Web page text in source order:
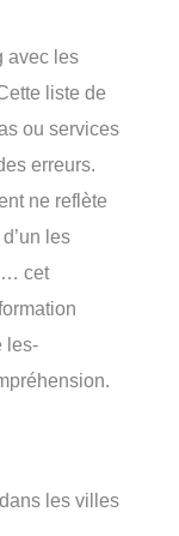
avec les
liste de
ou services
erreurs.
ne reflète
les
cet
les-
les villes